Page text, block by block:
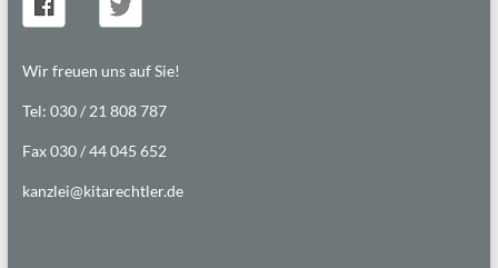
Wir freuen uns auf Sie!
Tel: 030 / 21 808 787
Fax 030 / 44 045 652
kanzlei@kitarechtler.de